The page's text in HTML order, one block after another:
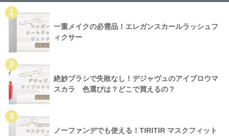
1
一重メイクの必需品！エレガンスカールラッシュフ
ィクサー
2
絶妙ブラシで失敗なし！デジャヴュのアイブロウマ
スカラ 色選びは？どこで買えるの？
3
ノーファンデでも使える！TIRITIR マスクフィット